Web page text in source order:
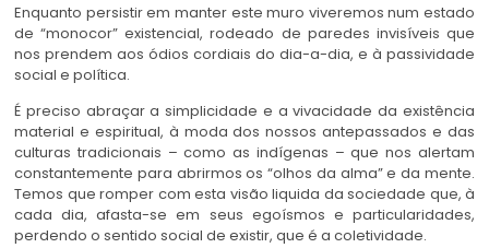
Enquanto persistir em manter este muro viveremos num estado
de “monocor” existencial, rodeado de paredes invisíveis que
nos prendem aos ódios cordiais do dia-a-dia, e à passividade
social e política.
É preciso abraçar a simplicidade e a vivacidade da existência
material e espiritual, à moda dos nossos antepassados e das
culturas tradicionais – como as indígenas – que nos alertam
constantemente para abrirmos os “olhos da alma” e da mente.
Temos que romper com esta visão liquida da sociedade que, à
cada dia, afasta-se em seus egoísmos e particularidades,
perdendo o sentido social de existir, que é a coletividade.